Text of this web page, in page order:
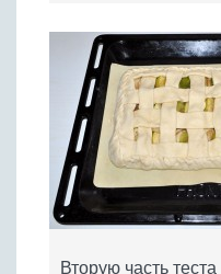
Вторую часть